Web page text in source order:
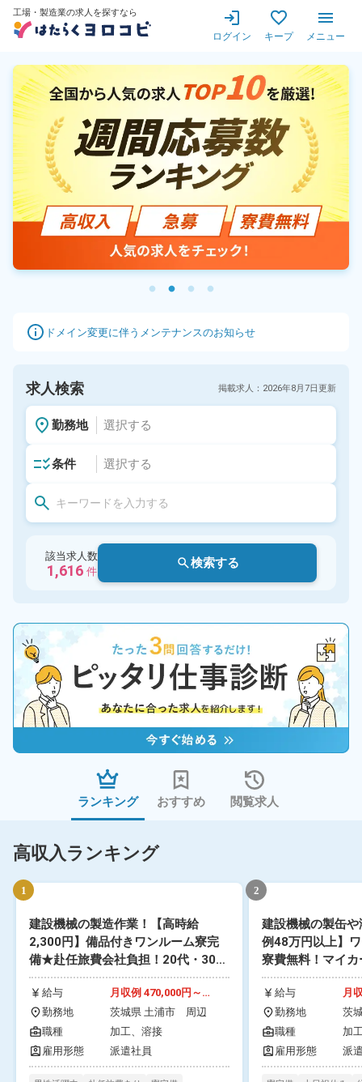
工場・製造業の求人を探すな
工場・製造業の求人を探すなら
ログイン キープ メニュー
ドメイン変更に伴うメンテナンスのお知らせ
求人検索 掲載求人： 2026年8月7日更新
勤務地 選択する
条件 選択する
該当求人数
1,616 件
検索する
ランキング おすすめ 閲覧求人
高収入ランキング
1
建設機械の製造作業！【高時給
2,300円】備品付きワンルーム寮完
備★赴任旅費会社負担！20代・30
代・40代の男性活躍中！年間休日
125日★正社員登用のチャンスあ
り！1食200円～格安食堂利用可
★《茨城県土浦市》
給与
月収例 470,000円～
490,000円 時給 2,300円
～2,300円
勤務地
茨城県 土浦市 周辺
職種
加工、 溶接
雇用形態
派遣社員
2
建設機械の製缶
例48万円以上】
寮費無料！マイ
車場あり！最寄
社員食堂利用可
城県ひたちなか市
給与
月
～
勤務地
茨
辺
職種
加
研
雇用形態 派